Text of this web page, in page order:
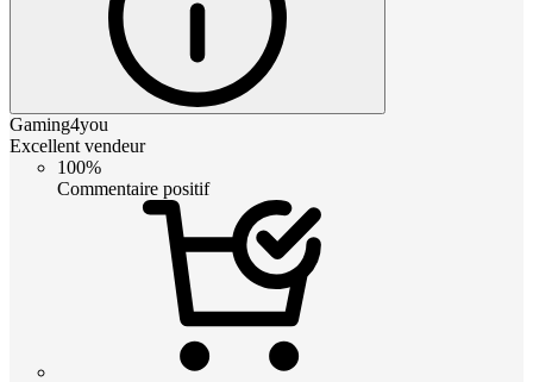
Gaming4you
Excellent vendeur
100%
Commentaire positif